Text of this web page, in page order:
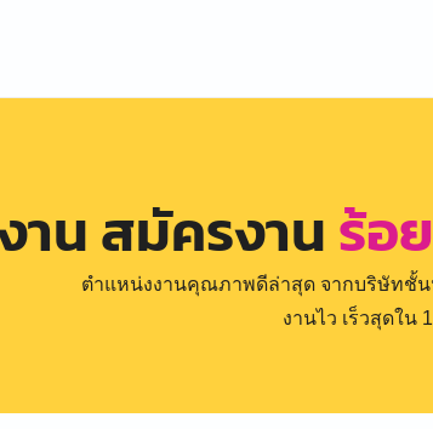
าน สมัครงานร้อ
ตำแหน่งงานคุณภาพดีล่าสุด จากบริษัทชั้
งานไว เร็วสุดใน